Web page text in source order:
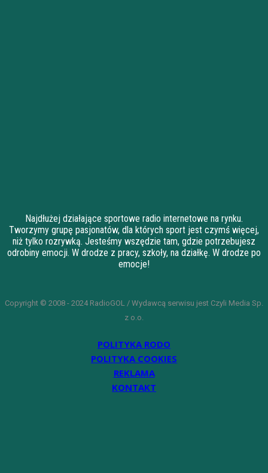
Najdłużej działające sportowe radio internetowe na rynku.
Tworzymy grupę pasjonatów, dla których sport jest czymś więcej,
niż tylko rozrywką. Jesteśmy wszędzie tam, gdzie potrzebujesz
odrobiny emocji. W drodze z pracy, szkoły, na działkę. W drodze po
emocje!
Copyright © 2008 - 2024 RadioGOL / Wydawcą serwisu jest Czyli Media Sp.
z o.o.
POLITYKA RODO
POLITYKA COOKIES
REKLAMA
KONTAKT